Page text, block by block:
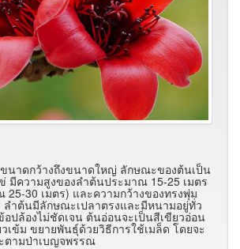
นาดกว้างถึงขนาดใหญ่ ลักษณะของต้นเป็น
มีความสูงของลำต้นประมาณ 15-25 เมตร
25-30 เมตร) และความกว้างของทรงพุ่ม
ลำต้นมีลักษณะเปลาตรงและมีหนามอยู่ทั่ว
ปล้องไม่ชัดเจน ต้นอ่อนจะเป็นสีเขียวอ่อน
วเข้ม ขยายพันธุ์ด้วยวิธีการใช้เมล็ด โดยจะ
ตามป่าเบญจพรรณ